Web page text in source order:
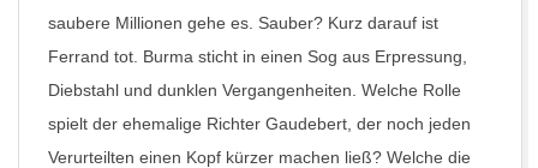
saubere Millionen gehe es. Sauber? Kurz darauf ist
Ferrand tot. Burma sticht in einen Sog aus Erpressung,
Diebstahl und dunklen Vergangenheiten. Welche Rolle
spielt der ehemalige Richter Gaudebert, der noch jeden
Verurteilten einen Kopf kürzer machen ließ? Welche die